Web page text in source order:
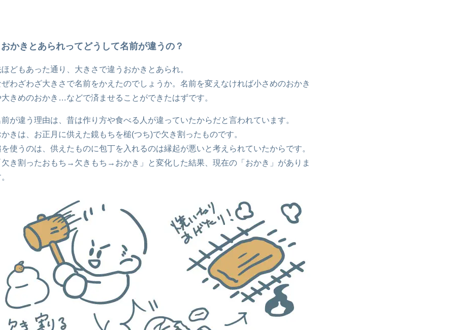
おかきとあられってどうして名前が違うの？
どもあった通り、大きさで違うおかきとあられ。
わざわざ大きさで名前をかえたのでしょうか。名前を変えなければ小さめのおかき
きめのおかき…などで済ませることができたはずです。
が違う理由は、昔は作り方や食べる人が違っていたからだと言われています。
きは、お正月に供えた鏡もちを槌(つち)で欠き割ったものです。
使うのは、供えたものに包丁を入れるのは縁起が悪いと考えられていたからです。
き割ったおもち→欠きもち→おかき」と変化した結果、現在の「おかき」がありま